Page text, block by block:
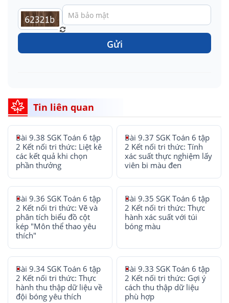
Gửi
Tin liên quan
Bài 9.38 SGK Toán 6 tập
2 Kết nối tri thức: Liệt kê
các kết quả khi chọn
phần thưởng
Bài 9.37 SGK Toán 6 tập
2 Kết nối tri thức: Tính
xác suất thực nghiệm lấy
viên bi màu đen
Bài 9.36 SGK Toán 6 tập
2 Kết nối tri thức: Vẽ và
phân tích biểu đồ cột
kép "Môn thể thao yêu
thích"
Bài 9.35 SGK Toán 6 tập
2 Kết nối tri thức: Thực
hành xác suất với túi
bóng màu
Bài 9.34 SGK Toán 6 tập
2 Kết nối tri thức: Thực
hành thu thập dữ liệu về
đội bóng yêu thích
Bài 9.33 SGK Toán 6 tập
2 Kết nối tri thức: Gợi ý
cách thu thập dữ liệu
phù hợp